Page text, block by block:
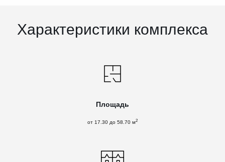
Характеристики комплекса
Площадь
от 17.30 до 58.70 м2